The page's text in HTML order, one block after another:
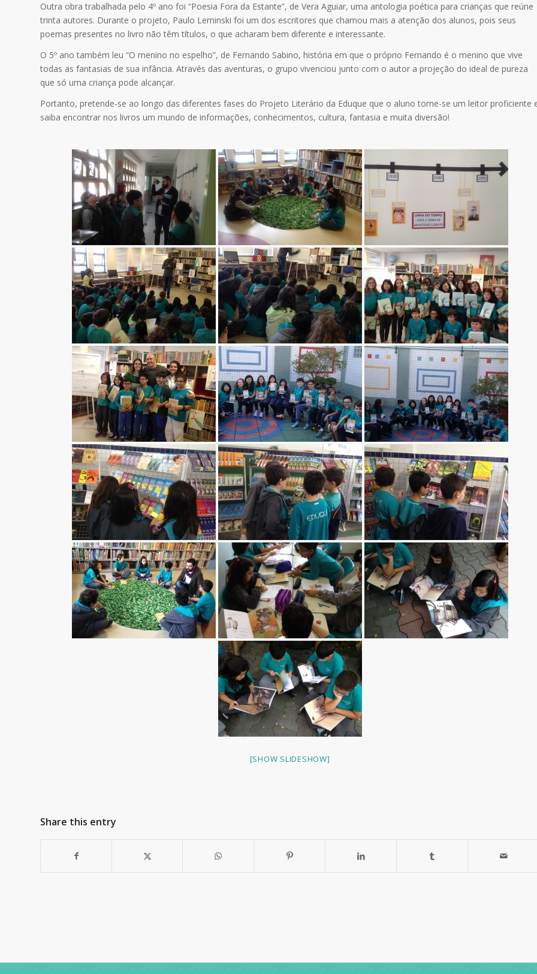
Outra obra trabalhada pelo 4º ano foi “Poesia Fora da Estante”, de Vera Aguiar, uma antologia poética para crianças que reúne
trinta autores. Durante o projeto, Paulo Leminski foi um dos escritores que chamou mais a atenção dos alunos, pois seus
poemas presentes no livro não têm títulos, o que acharam bem diferente e interessante.
O 5º ano também leu “O menino no espelho”, de Fernando Sabino, história em que o próprio Fernando é o menino que vive
todas as fantasias de sua infância. Através das aventuras, o grupo vivenciou junto com o autor a projeção do ideal de pureza
que só uma criança pode alcançar.
Portanto, pretende-se ao longo das diferentes fases do Projeto Literário da Eduque que o aluno torne-se um leitor proficiente
saiba encontrar nos livros um mundo de informações, conhecimentos, cultura, fantasia e muita diversão!
[SHOW SLIDESHOW]
Share this entry